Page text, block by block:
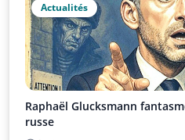
Actualités
Raphaël Glucksmann
russe